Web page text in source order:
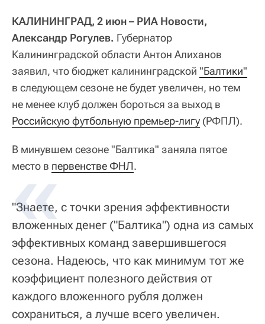
КАЛИНИНГРАД, 2 июн – РИА Новости,
Александр Рогулев. Губернатор
Калининградской области Антон Алиханов
заявил, что бюджет калининградской "Балтики"
в следующем сезоне не будет увеличен, но тем
не менее клуб должен бороться за выход в
Российскую футбольную премьер-лигу (РФПЛ).
В минувшем сезоне "Балтика" заняла пятое
место в первенстве ФНЛ.
"Знаете, с точки зрения эффективности
вложенных денег ("Балтика") одна из самых
эффективных команд завершившегося
сезона. Надеюсь, что как минимум тот же
коэффициент полезного действия от
каждого вложенного рубля должен
сохраниться, а лучше всего увеличен.